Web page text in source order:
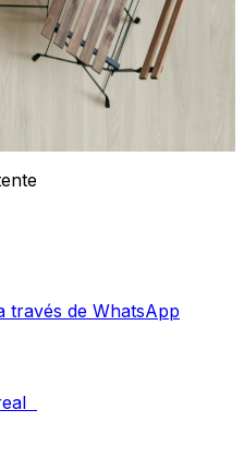
través de WhatsApp